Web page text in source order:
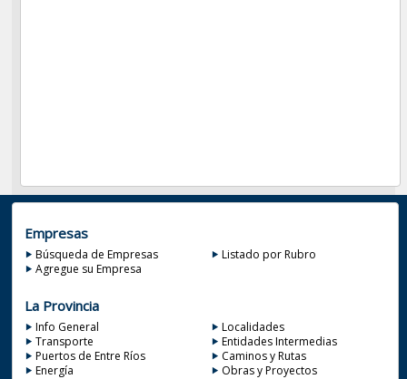
Empresas
Búsqueda de Empresas
Listado por Rubro
Agregue su Empresa
La Provincia
Info General
Localidades
Transporte
Entidades Intermedias
Puertos de Entre Ríos
Caminos y Rutas
Energía
Obras y Proyectos